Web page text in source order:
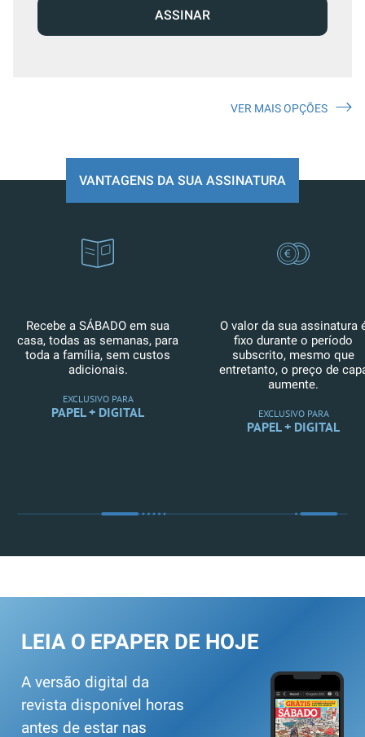
ASSINAR
VER MAIS OPÇÕES
VANTAGENS DA SUA ASSINATURA
Recebe a SÁBADO em sua
casa, todas as semanas, para
toda a família, sem custos
adicionais.
EXCLUSIVO PARA
PAPEL + DIGITAL
O valor da sua assinatura
fixo durante o período
subscrito, mesmo que
entretanto, o preço de
aumente.
EXCLUSIVO PARA
PAPEL + DIGITAL
LEIA O EPAPER DE HOJE
A versão digital da
revista disponível horas
antes de estar nas